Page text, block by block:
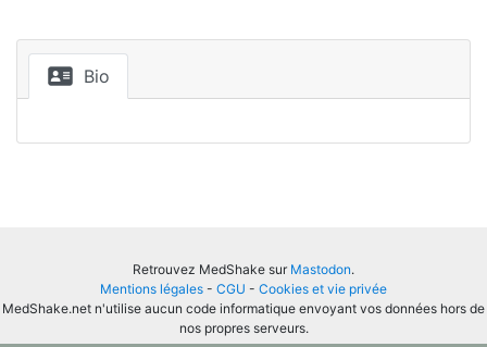
Bio
Retrouvez MedShake sur Mastodon.
Mentions légales - CGU - Cookies et vie privée
MedShake.net n'utilise aucun code informatique envoyant vos données hors de
nos propres serveurs.